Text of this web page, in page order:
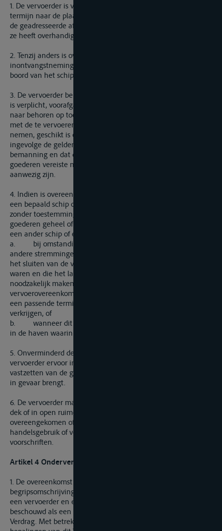
1. De vervoerder is verplicht de goederen binnen de gestelde
termijn naar de plaats van aflevering te vervoeren en deze bij
de geadresseerde af te leveren in dezelfde staat als waarin hij
ze heeft overhandigd gekregen.
2. Tenzij anders is overeengekomen vinden de
inontvangstneming en aflevering van de goederen plaats aan
boord van het schip.
3. De vervoerder bepaalt welk schip moet worden gebruikt. Hij
is verplicht, voorafgaand aan en bij aanvang van de reis, er
naar behoren op toe te zien dat het schip, rekening houdend
met de te vervoeren goederen, geschikt is om de lading in te
nemen, geschikt is om te varen en voorzien is van de
ingevolge de geldende regelgeving vereiste uitrusting en
bemanning en dat de voor het vervoer van de betrokken
goederen vereiste nationale en internationale vergunningen
aanwezig zijn.
4. Indien is overeengekomen het vervoer te verrichten met
een bepaald schip of een bepaald type schip, is de vervoerder,
zonder toestemming van de afzender, slechts gerechtigd de
goederen geheel of gedeeltelijk te laden of over te laden op
een ander schip of een ander type schip,
a. bij omstandigheden zoals laagwater, aanvaringen of
andere stremmingen van het scheepsverkeer die ten tijde van
het sluiten van de vervoerovereenkomst niet te voorzien
waren en die het laden of overladen van de goederen
noodzakelijk maken voor de uitvoering van de
vervoerovereenkomst en wanneer de vervoerder niet binnen
een passende termijn instructies van de afzender kan
verkrijgen, of
b. wanneer dit in overeenstemming is met de gebruiken
in de haven waarin het schip zich bevindt.
5. Onverminderd de verplichtingen van de afzender, staat de
vervoerder ervoor in dat het laden, het stuwen en het
vastzetten van de goederen de veiligheid van het schip niet
in gevaar brengt.
6. De vervoerder mag de goederen slechts vervoeren op het
dek of in open ruimen indien dit met de afzender is
overeengekomen of indien dit in overeenstemming is met het
handelsgebruik of vereist is op grond van geldende
voorschriften.
Artikel 4 Ondervervoerder
1. De overeenkomst die beantwoordt aan de
begripsomschrijving van artikel 1, eerste lid, gesloten tussen
een vervoerder en een ondervervoerder dient te worden
beschouwd als een vervoerovereenkomst in de zin van dit
Verdrag. Met betrekking tot deze overeenkomst zijn alle